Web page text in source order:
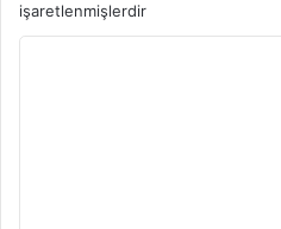
işaretlenmişlerdir